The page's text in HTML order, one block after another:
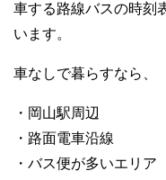
車する路線バスの時刻
います。
車なしで暮らすなら、
・岡山駅周辺
・路面電車沿線
・バス便が多いエリア